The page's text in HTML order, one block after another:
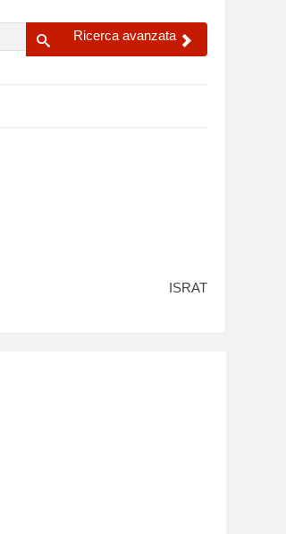
Ricerca avanzata
ISRAT